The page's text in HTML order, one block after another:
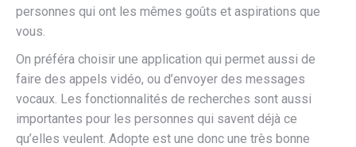
personnes qui ont les mêmes goûts et aspirations que
vous.
On préféra choisir une application qui permet aussi de
faire des appels vidéo, ou d’envoyer des messages
vocaux. Les fonctionnalités de recherches sont aussi
importantes pour les personnes qui savent déjà ce
qu’elles veulent. Adopte est une donc une très bonne